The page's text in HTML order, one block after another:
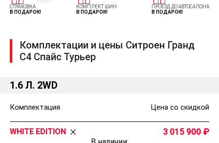
СТРАХОВКА
В ПОДАРОК!
КОМПЛЕКТ ШИН
В ПОДАРОК!
ПРОЕЗД ДО АВТОСАЛОНА
В ПОДАРОК!
Комплектации и цены Ситроен Гранд
С4 Спайс Турьер
1.6 Л. 2WD
Комплектация Цена со скидкой
WHITE EDITION 3 015 900